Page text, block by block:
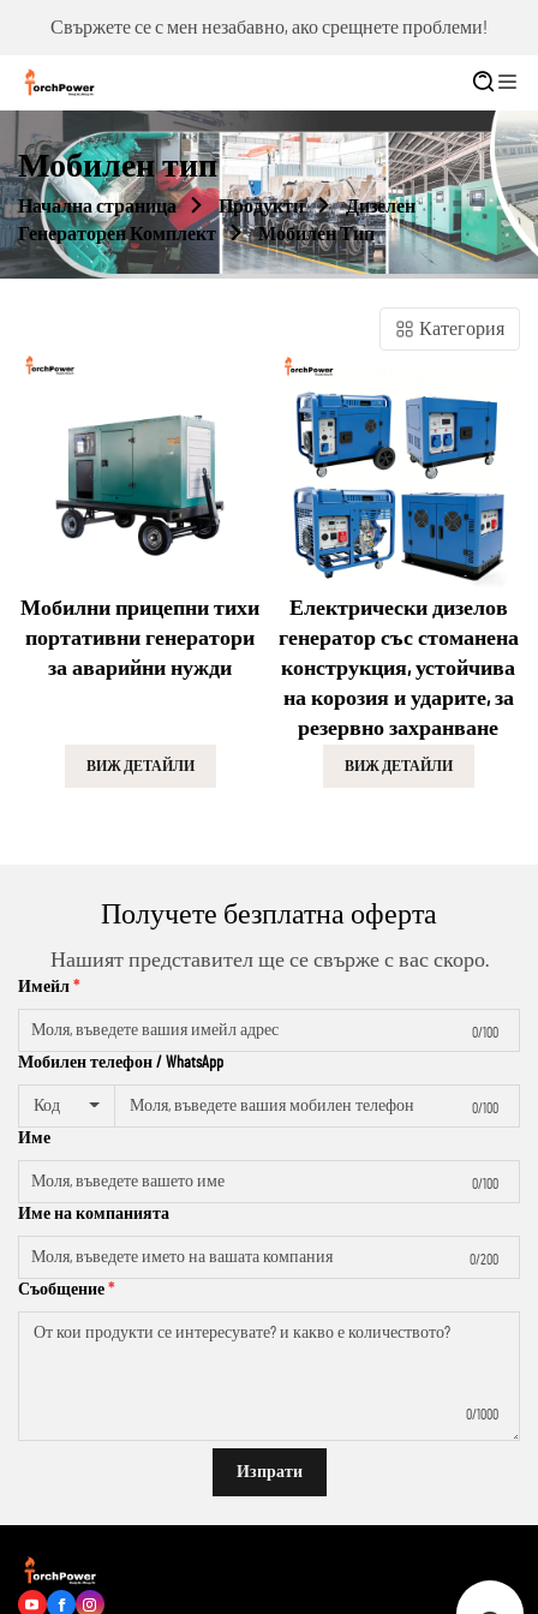
Свържете се с мен незабавно, ако срещнете проблеми!
Мобилен тип
Начална страница Продукти
Дизелен
Генераторен Комплект
Мобилен Тип
Категория
Мобилни прицепни тихи
портативни генератори
за аварийни нужди
ВИЖ ДЕТАЙЛИ
Електрически дизелов
генератор със стоманена
конструкция, устойчива
на корозия и ударите, за
резервно захранване
ВИЖ ДЕТАЙЛИ
Получете безплатна оферта
Нашият представител ще се свърже с вас скоро.
Имейл
0/100
Мобилен телефон / WhatsApp
Код 0/100
Име
0/100
Име на компанията
0/200
Съобщение
0/1000
Изпрати